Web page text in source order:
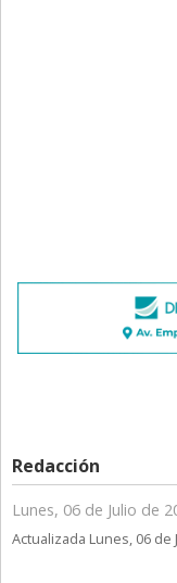
Redacción
Lunes, 06 de Julio de
Actualizada Lunes, 06 de